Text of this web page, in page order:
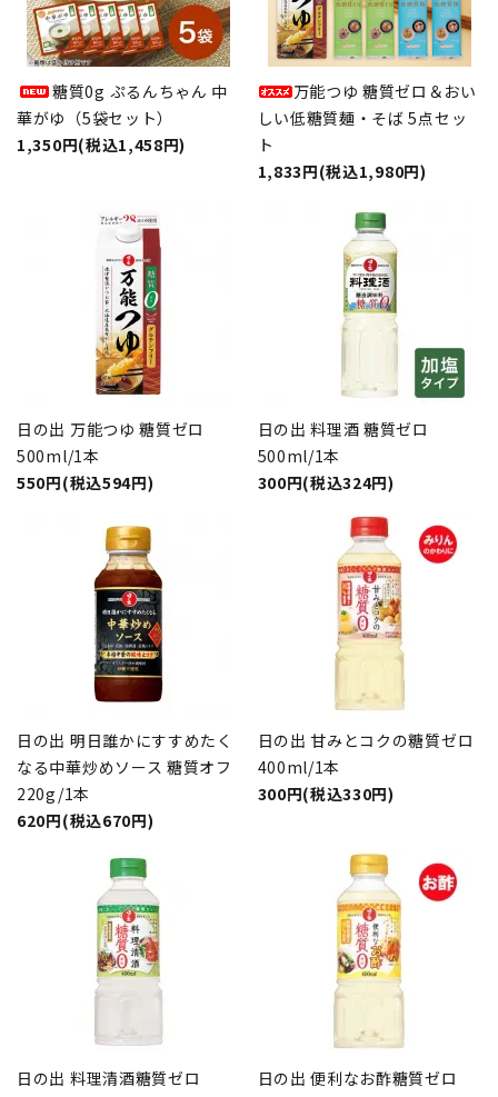
糖質0g ぷるんちゃん 中
華がゆ（5袋セット）
1,350円(税込1,458円)
万能つゆ 糖質ゼロ＆おい
しい低糖質麺・そば 5点セッ
ト
1,833円(税込1,980円)
日の出 万能つゆ 糖質ゼロ
500ml/1本
550円(税込594円)
日の出 料理酒 糖質ゼロ
500ml/1本
300円(税込324円)
日の出 明日誰かにすすめたく
なる中華炒めソース 糖質オフ
220g/1本
620円(税込670円)
日の出 甘みとコクの糖質ゼロ
400ml/1本
300円(税込330円)
日の出 料理清酒糖質ゼロ
日の出 便利なお酢糖質ゼロ